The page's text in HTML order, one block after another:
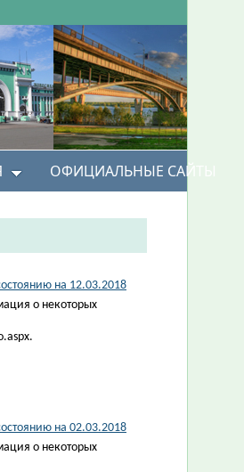
ОФИЦИАЛЬНЫЕ САЙТЫ
на 12.03.2018
о некоторых
на 02.03.2018
о некоторых